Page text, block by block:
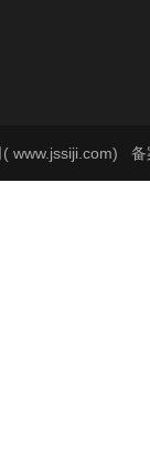
www.jssiji.com) 备